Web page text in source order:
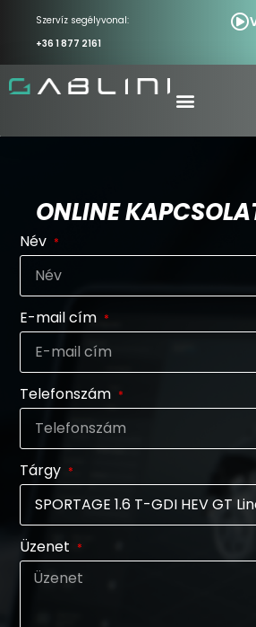
Szervíz segélyvonal:
+36 1 877 2161
ONLINE
Név
E-mail cím
Telefonszám
Tárgy
Üzenet